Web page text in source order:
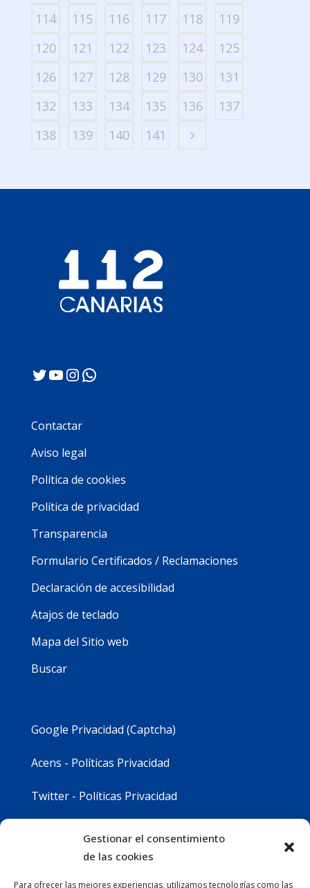
Gestionar el consentimiento
de las cookies
Para ofrecer las mejores experiencias, utilizamos tecnologías como las
114
115 116 117 118
119
120
121 122 123 124
125
126
127 128 129 130
131
132
133 134 135 136
137
138
139 140 141
Twitter
YouTube
Instagram
WhatsApp
Contactar
Aviso legal
Política de cookies
Política de privacidad
Transparencia
Formulario Certificados / Reclamaciones
Declaración de accesibilidad
Atajos de teclado
Mapa del Sitio web
Buscar
Google Privacidad (Captcha)
Acens - Políticas Privacidad
Twitter - Políticas Privacidad
Instagram - Políticas Privacidad